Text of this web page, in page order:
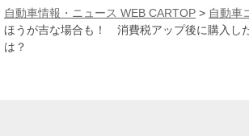
カ
イ
ブ
自動車情報・ニュース WEB CARTOP > 自動車
ほうが吉な場合も！ 消費税アップ後に購入し
は？